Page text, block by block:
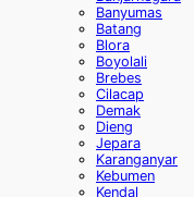
Banyumas
Batang
Blora
Boyolali
Brebes
Cilacap
Demak
Dieng
Jepara
Karanganyar
Kebumen
Kendal